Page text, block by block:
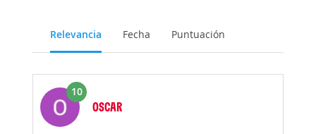
Relevancia Fecha Puntuación
10
OSCAR